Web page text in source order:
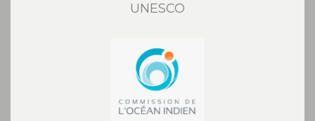
UNESCO